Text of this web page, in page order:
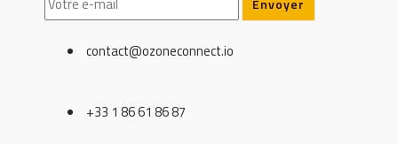
contact@ozoneconnect.io
+33 1 86 61 86 87